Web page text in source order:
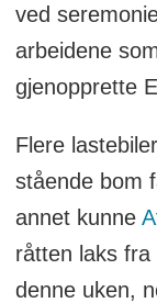
ved
arbeidene
gjenopprette
Flere
stående bom
annet kunne
råtten laks
denne uken,